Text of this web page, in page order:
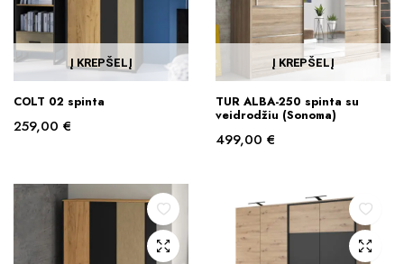
Į KREPŠELĮ
COLT 02 spinta
259,00 €
Į KREPŠELĮ
TUR ALBA-250 spinta su
veidrodžiu (Sonoma)
499,00 €